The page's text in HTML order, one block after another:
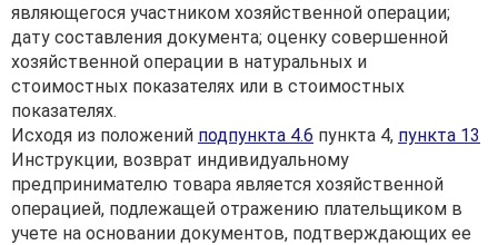
являющегося участником хозяйственной операции;
дату составления документа; оценку совершенной
хозяйственной операции в натуральных и
стоимостных показателях или в стоимостных
показателях.
Исходя из положений подпункта 4.6 пункта 4, пункта 13
Инструкции, возврат индивидуальному
предпринимателю товара является хозяйственной
операцией, подлежащей отражению плательщиком в
учете на основании документов, подтверждающих ее